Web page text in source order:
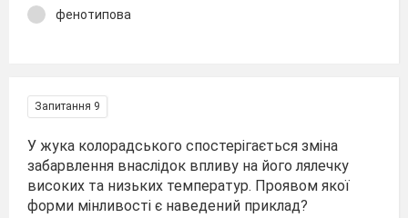
фенотипова
Запитання 9
У жука колорадського спостерігається зміна
забарвлення внаслідок впливу на його лялечку
високих та низьких температур. Проявом якої
форми мінливості є наведений приклад?